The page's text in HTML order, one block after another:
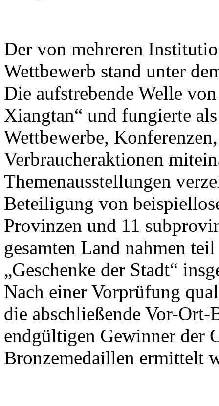
Der von mehreren
Wettbewerb stand unter
Die aufstrebende Welle
Xiangtan“ und fungierte
Wettbewerbe,
Verbraucheraktionen
Themenausstellungen
Beteiligung von
Provinzen und 11
gesamten Land nahmen
„Geschenke der Stadt“
Nach einer Vorprüfung
die abschließende Vor-
endgültigen Gewinner der
Bronzemedaillen ermittelt